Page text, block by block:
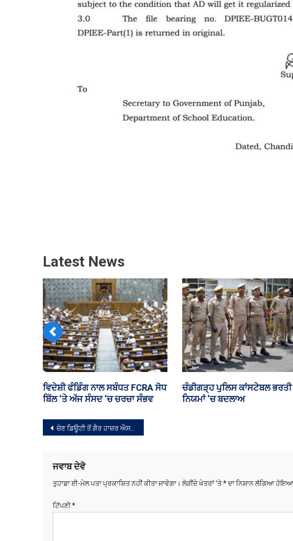
Latest News
ASI ਤੇ SHO ਦਾ ਰੀਡਰ ₹1 ਲੱਖ ਰਿਸ਼ਵਤ
ਲੈਂਦੇ ਗ੍ਰਿਫ਼ਤਾਰ
ਚੰਡੀਗੜ੍ਹ ਦੀ ਜ਼ਿਲ੍ਹਾ ਅਦਾਲਤ ਵਲੋਂ
ਸਲਮਾਨ ਖਾਨ ਨੂੰ ਨੋਟਿਸ ਜਾਰੀ
Previous
ਸੰਪਾਦਨਾ
ਨੈਵੀਗੇਸ਼ਨ
ਜਵਾਬ ਦੇਵੋ